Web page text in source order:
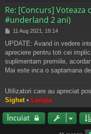
Re: [Concurs]
#underland 2 ani)
M
s
a
j
11 Aug 2021, 19:14
UPDATE: Avand in vedere
apreciere pentru toti cei
suplimentam premiile,
Mai este inca o saptamana
Utilizatori care au apreciat
Sighet • Lampa
Încuiat